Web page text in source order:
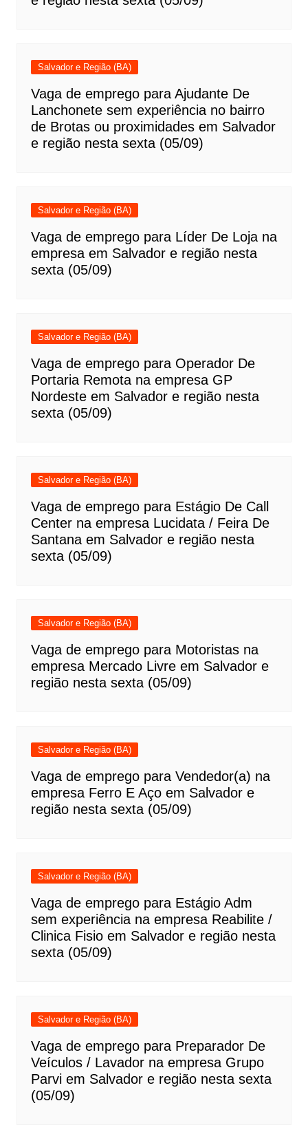
Salvador e Região (BA)
Vaga de emprego para Ajudante De
Lanchonete sem experiência no bairro
de Brotas ou proximidades em Salvador
e região nesta sexta (05/09)
Salvador e Região (BA)
Vaga de emprego para Líder De Loja na
empresa em Salvador e região nesta
sexta (05/09)
Salvador e Região (BA)
Vaga de emprego para Operador De
Portaria Remota na empresa GP
Nordeste em Salvador e região nesta
sexta (05/09)
Salvador e Região (BA)
Vaga de emprego para Estágio De Call
Center na empresa Lucidata / Feira De
Santana em Salvador e região nesta
sexta (05/09)
Salvador e Região (BA)
Vaga de emprego para Motoristas na
empresa Mercado Livre em Salvador e
região nesta sexta (05/09)
Salvador e Região (BA)
Vaga de emprego para Vendedor(a) na
empresa Ferro E Aço em Salvador e
região nesta sexta (05/09)
Salvador e Região (BA)
Vaga de emprego para Estágio Adm
sem experiência na empresa Reabilite /
Clinica Fisio em Salvador e região nesta
sexta (05/09)
Salvador e Região (BA)
Vaga de emprego para Preparador De
Veículos / Lavador na empresa Grupo
Parvi em Salvador e região nesta sexta
(05/09)